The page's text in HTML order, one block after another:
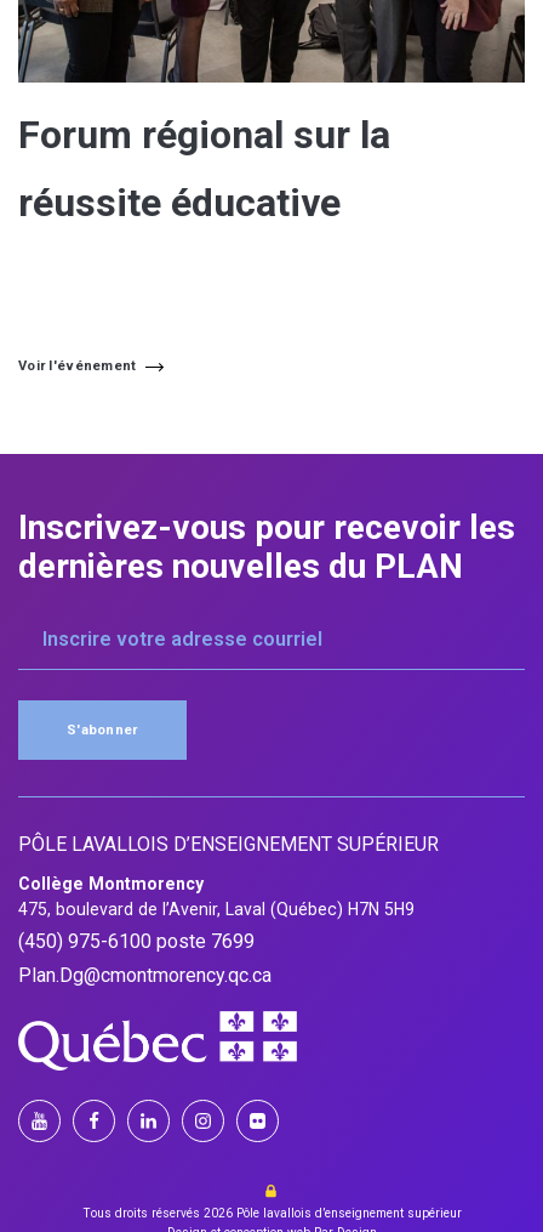
Forum régional sur la
réussite éducative
Voir l'événement
Inscrivez-vous pour recevoir les
dernières nouvelles du PLAN
S'abonner
PÔLE LAVALLOIS D’ENSEIGNEMENT SUPÉRIEUR
Collège Montmorency
475, boulevard de l’Avenir, Laval (Québec) H7N 5H9
(450) 975-6100 poste 7699
Plan.Dg@cmontmorency.qc.ca
Tous droits réservés 2026 Pôle lavallois d’enseignement supérieur